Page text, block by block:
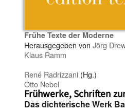
Frühe Texte der Moderne
Herausgegeben von Jörg
Klaus Ramm
René Radrizzani (Hg.)
Otto Nebel
Frühwerke, Schriften
Das dichterische Werk